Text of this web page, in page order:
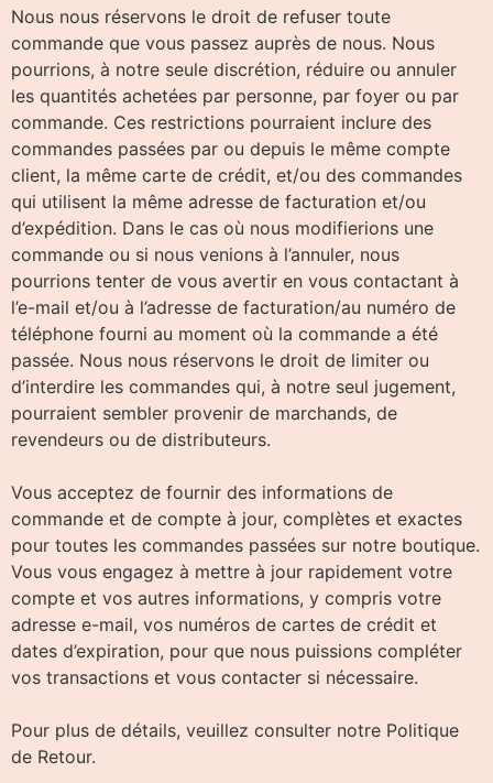
Nous nous réservons le droit de refuser toute
commande que vous passez auprès de nous. Nous
pourrions, à notre seule discrétion, réduire ou annuler
les quantités achetées par personne, par foyer ou par
commande. Ces restrictions pourraient inclure des
commandes passées par ou depuis le même compte
client, la même carte de crédit, et/ou des commandes
qui utilisent la même adresse de facturation et/ou
d’expédition. Dans le cas où nous modifierions une
commande ou si nous venions à l’annuler, nous
pourrions tenter de vous avertir en vous contactant à
l’e-mail et/ou à l’adresse de facturation/au numéro de
téléphone fourni au moment où la commande a été
passée. Nous nous réservons le droit de limiter ou
d’interdire les commandes qui, à notre seul jugement,
pourraient sembler provenir de marchands, de
revendeurs ou de distributeurs.
Vous acceptez de fournir des informations de
commande et de compte à jour, complètes et exactes
pour toutes les commandes passées sur notre boutique.
Vous vous engagez à mettre à jour rapidement votre
compte et vos autres informations, y compris votre
adresse e-mail, vos numéros de cartes de crédit et
dates d’expiration, pour que nous puissions compléter
vos transactions et vous contacter si nécessaire.
Pour plus de détails, veuillez consulter notre Politique
de Retour.